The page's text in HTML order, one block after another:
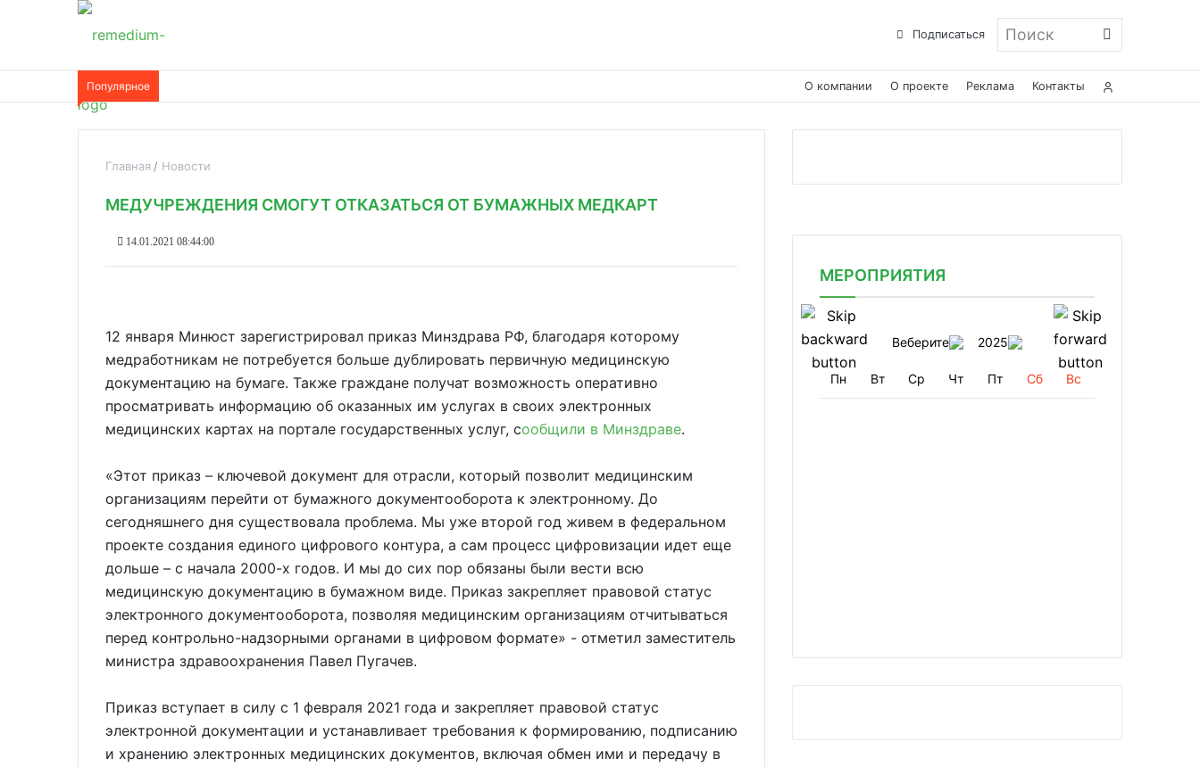
Подписаться Поиск
Популярное О компании О проекте Реклама Контакты
Главная Новости
МЕДУЧРЕЖДЕНИЯ СМОГУТ ОТКАЗАТЬСЯ ОТ БУМАЖНЫХ МЕДКАРТ
14.01.2021 08:44:00
12 января Минюст зарегистрировал приказ Минздрава РФ, благодаря которому
медработникам не потребуется больше дублировать первичную медицинскую
документацию на бумаге. Также граждане получат возможность оперативно
просматривать информацию об оказанных им услугах в своих электронных
медицинских картах на портале государственных услуг, сообщили в Минздраве.
«Этот приказ – ключевой документ для отрасли, который позволит медицинским
организациям перейти от бумажного документооборота к электронному. До
сегодняшнего дня существовала проблема. Мы уже второй год живем в федеральном
проекте создания единого цифрового контура, а сам процесс цифровизации идет еще
дольше – с начала 2000-х годов. И мы до сих пор обязаны были вести всю
медицинскую документацию в бумажном виде. Приказ закрепляет правовой статус
электронного документооборота, позволяя медицинским организациям отчитываться
перед контрольно-надзорными органами в цифровом формате» - отметил заместитель
министра здравоохранения Павел Пугачев.
Приказ вступает в силу с 1 февраля 2021 года и закрепляет правовой статус
электронной документации и устанавливает требования к формированию, подписанию
и хранению электронных медицинских документов, включая обмен ими и передачу в
МЕРОПРИЯТИЯ
Веберите 2025
Пн Вт Ср Чт Пт Сб Вс